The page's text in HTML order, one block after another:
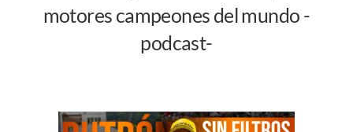
motores campeones del mundo -
podcast-